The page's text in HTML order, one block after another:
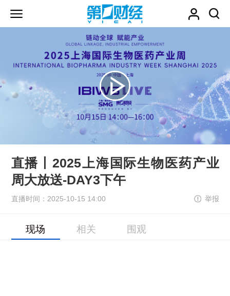
直播丨2025上海国际生物医药产业
周大放送-DAY3下午
直播时间：2025-10-15 14:00 举报
现场 相关 围观